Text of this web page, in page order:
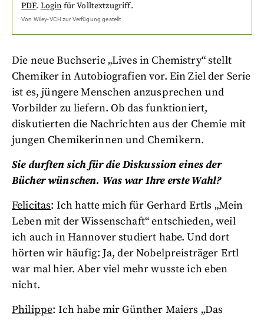
PDF. Login für Volltextzugriff.
Von Wiley-VCHzur Verfügung gestellt
Die neue Buchserie „Lives in Chemistry“ stellt
Chemiker in Autobiografien vor. Ein Ziel der Serie
ist es, jüngere Menschen anzusprechen und
Vorbilder zu liefern. Ob das funktioniert,
diskutierten die Nachrichten aus der Chemie mit
jungen Chemikerinnen und Chemikern.
Sie durften sich für die Diskussion eines der
Bücher wünschen. Was war Ihre erste Wahl?
Felicitas: Ich hatte mich für Gerhard Ertls „Mein
Leben mit der Wissenschaft“ entschieden, weil
ich auch in Hannover studiert habe. Und dort
hörten wir häufig: Ja, der Nobelpreisträger Ertl
war mal hier. Aber viel mehr wusste ich eben
nicht.
Philippe: Ich habe mir Günther Maiers „Das